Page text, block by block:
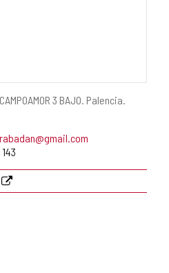
3 BAJO. Palencia.
件